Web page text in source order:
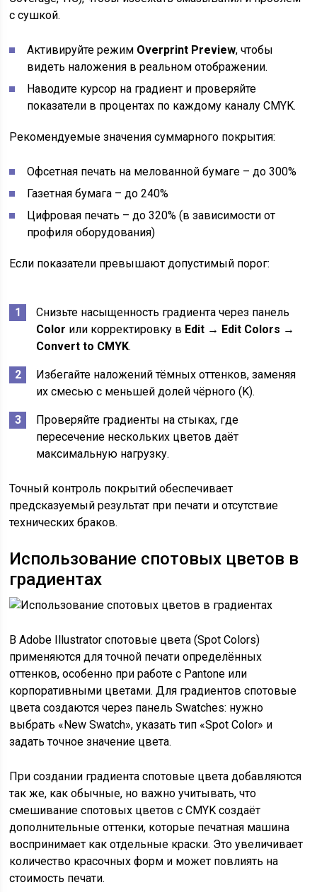
с сушкой.
Активируйте режим Overprint Preview, чтобы
видеть наложения в реальном отображении.
Наводите курсор на градиент и проверяйте
показатели в процентах по каждому каналу CMYK.
Рекомендуемые значения суммарного покрытия:
Офсетная печать на мелованной бумаге – до 300%
Газетная бумага – до 240%
Цифровая печать – до 320% (в зависимости от
профиля оборудования)
Если показатели превышают допустимый порог:
Снизьте насыщенность градиента через панель
Color или корректировку в Edit → Edit Colors →
Convert to CMYK.
Избегайте наложений тёмных оттенков, заменяя
их смесью с меньшей долей чёрного (K).
Проверяйте градиенты на стыках, где
пересечение нескольких цветов даёт
максимальную нагрузку.
Точный контроль покрытий обеспечивает
предсказуемый результат при печати и отсутствие
технических браков.
Использование спотовых цветов в
градиентах
В Adobe Illustrator спотовые цвета (Spot Colors)
применяются для точной печати определённых
оттенков, особенно при работе с Pantone или
корпоративными цветами. Для градиентов спотовые
цвета создаются через панель Swatches: нужно
выбрать «New Swatch», указать тип «Spot Color» и
задать точное значение цвета.
При создании градиента спотовые цвета добавляются
так же, как обычные, но важно учитывать, что
смешивание спотовых цветов с CMYK создаёт
дополнительные оттенки, которые печатная машина
воспринимает как отдельные краски. Это увеличивает
количество красочных форм и может повлиять на
стоимость печати.